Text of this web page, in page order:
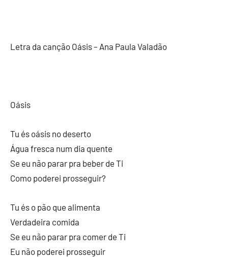
Letra da canção Oásis – Ana Paula Valadão
Oásis
Tu és oásis no deserto
Água fresca num dia quente
Se eu não parar pra beber de Ti
Como poderei prosseguir?
Tu és o pão que alimenta
Verdadeira comida
Se eu não parar pra comer de Ti
Eu não poderei prosseguir